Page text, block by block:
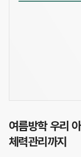
여름방학 우리
체력관리까지